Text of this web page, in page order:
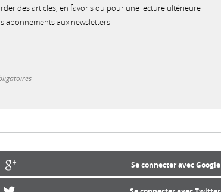
des articles, en favoris ou pour une lecture ultérieure
abonnements aux newsletters
Se connecter avec Google